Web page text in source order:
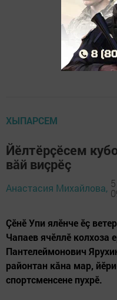
ХЫПАРСЕМ
Йӗлтӗрҫӗсем
вăй виçрӗç
Анастасия Михайлова,
Çӗнӗ Упи ялӗнче ӗç
Чапаев ячӗллӗ колхоза
Пантелеймонович
районтан кăна мар,
спортсменсене пухрӗ.